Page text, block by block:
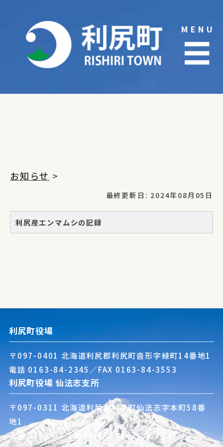
content
MENU
☰
お知らせ >
最終更新日: 2024年08月05日
利尻産エンマムシの記録
利尻町役場
〒097-0401 北海道利尻郡利尻町沓形字緑町14番地1
電話 0163-84-2345 ／FAX 0163-84-3553
利尻町役場 仙法志支所
〒097-0311 北海道利尻郡利尻町仙法志字本町58番
地1
電話0163-85-1011 ／FAX 0163-85-1745